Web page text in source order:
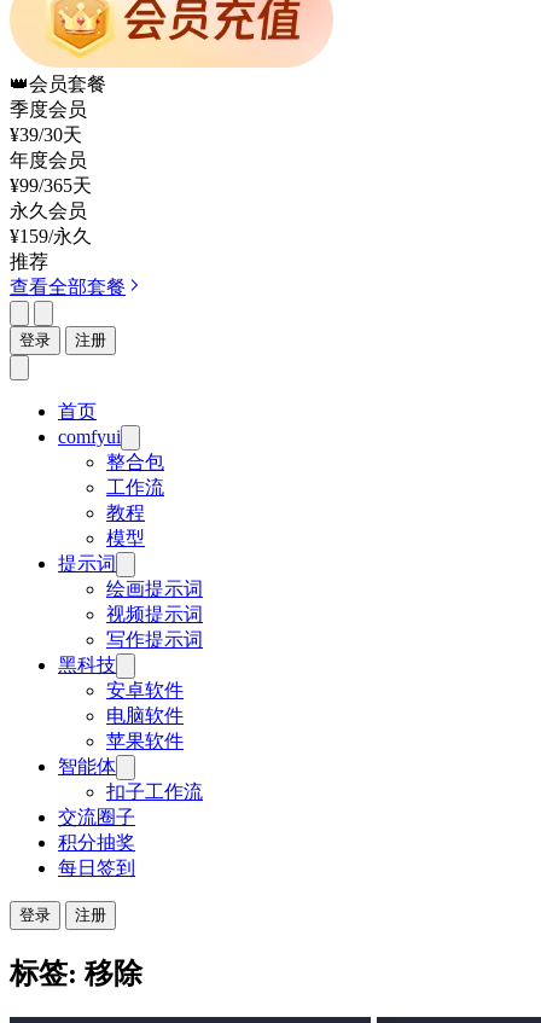
👑会员套餐
季度会员
¥39/30天
年度会员
¥99/365天
永久会员
¥159/永久
推荐
查看全部套餐
登录 注册
首页
comfyui
整合包
工作流
教程
模型
提示词
绘画提示词
视频提示词
写作提示词
黑科技
安卓软件
电脑软件
苹果软件
智能体
扣子工作流
交流圈子
积分抽奖
每日签到
登录 注册
标签: 移除